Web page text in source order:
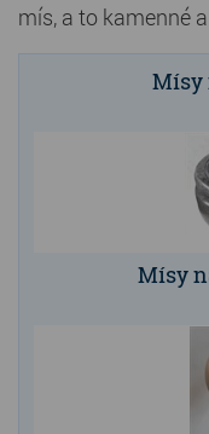
Doplňky do
Hřbitovní
Kamenné
Barevné
Štípané
Gabiony,
Údržba a
mís, a to kamenné
Mísy
Mísy